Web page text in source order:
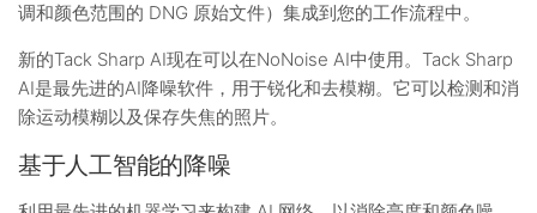
调和颜色范围的 DNG 原始文件）集成到您的工作流程中。
新的Tack Sharp AI现在可以在NoNoise AI中使用。Tack Sharp
AI是最先进的AI降噪软件，用于锐化和去模糊。它可以检测和消
除运动模糊以及保存失焦的照片。
基于人工智能的降噪